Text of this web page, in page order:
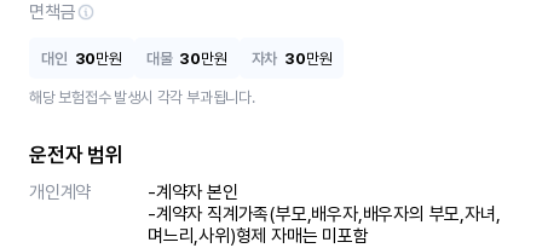
면책금
대인 30만원 대물 30만원 자차 30만원
해당 보험접수 발생시 각각 부과됩니다.
운전자 범위
개인계약
-계약자 본인
-계약자 직계가족(부모,배우자,배우자의 부모,자녀,
며느리,사위)형제 자매는 미포함